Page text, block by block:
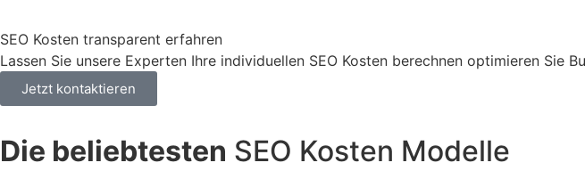
SEO Kosten transparent erfahren
Lassen Sie unsere Experten Ihre individuellen SEO Kosten berechnen optimieren Sie
Jetzt kontaktieren
Die beliebtesten SEO Kosten Modelle